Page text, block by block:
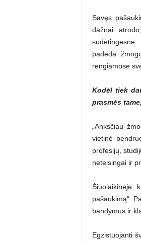
Savęs
dažnai
padeda
rengiamose
Kodėl tiek
prasmės
„Anksčiau
vietinė
profesijų,
neteisingai ir
Šiuolaikinėje
pašaukimą“.
bandymus ir
Egzistuojanti